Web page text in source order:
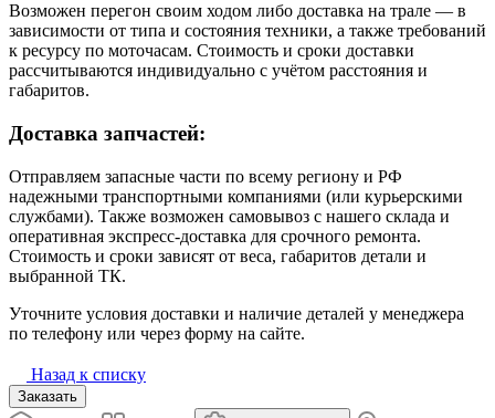
Возможен перегон своим ходом либо доставка на трале — в
зависимости от типа и состояния техники, а также требований
к ресурсу по моточасам. Стоимость и сроки доставки
рассчитываются индивидуально с учётом расстояния и
габаритов.
Доставка запчастей:
Отправляем запасные части по всему региону и РФ
надежными транспортными компаниями (или курьерскими
службами). Также возможен самовывоз с нашего склада и
оперативная экспресс-доставка для срочного ремонта.
Стоимость и сроки зависят от веса, габаритов детали и
выбранной ТК.
Уточните условия доставки и наличие деталей у менеджера
по телефону или через форму на сайте.
Назад к списку
Заказать